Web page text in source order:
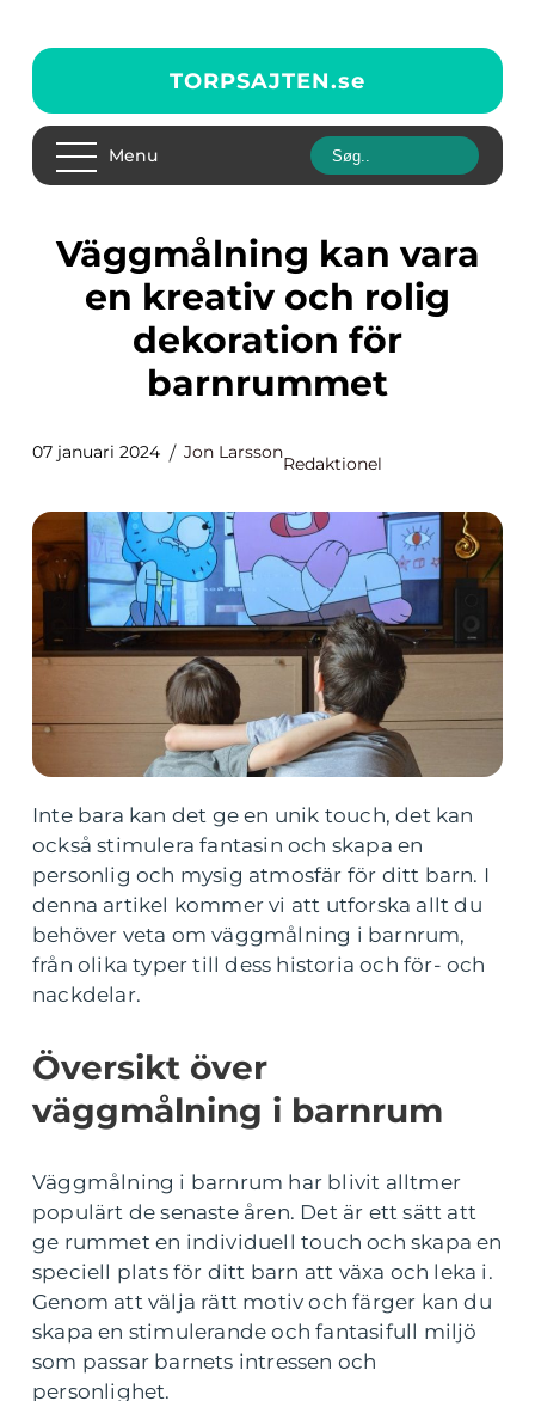
TORPSAJTEN.se
Menu
Väggmålning kan vara
en kreativ och rolig
dekoration för
barnrummet
07 januari 2024 Jon Larsson
Redaktionel
Inte bara kan det ge en unik touch, det kan
också stimulera fantasin och skapa en
personlig och mysig atmosfär för ditt barn. I
denna artikel kommer vi att utforska allt du
behöver veta om väggmålning i barnrum,
från olika typer till dess historia och för- och
nackdelar.
Översikt över
väggmålning i barnrum
Väggmålning i barnrum har blivit alltmer
populärt de senaste åren. Det är ett sätt att
ge rummet en individuell touch och skapa en
speciell plats för ditt barn att växa och leka i.
Genom att välja rätt motiv och färger kan du
skapa en stimulerande och fantasifull miljö
som passar barnets intressen och
personlighet.